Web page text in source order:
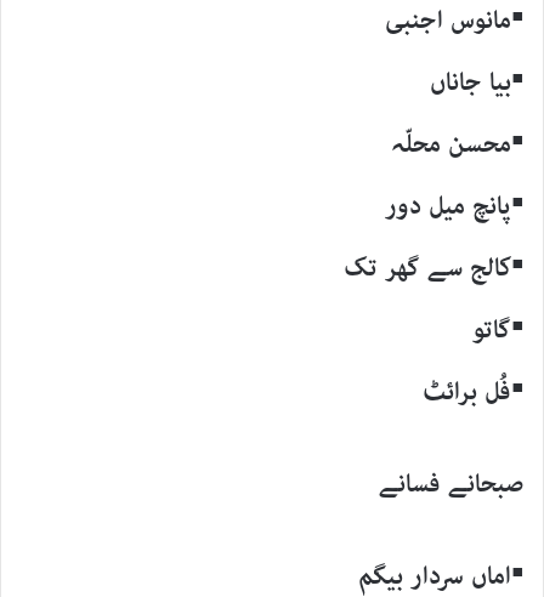
▪مانوس اجنبی
▪بیا جاناں
▪محسن محلّہ
▪پانچ میل دور
▪کالج سے گھر تک
▪گاتو
▪فُل برائٹ
صبحانے فسانے
▪اماں سردار بیگم